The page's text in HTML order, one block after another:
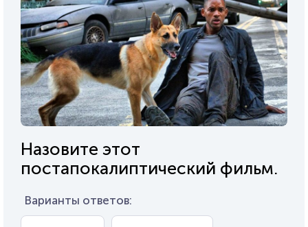
Назовите этот
постапокалиптический фильм.
Варианты ответов: